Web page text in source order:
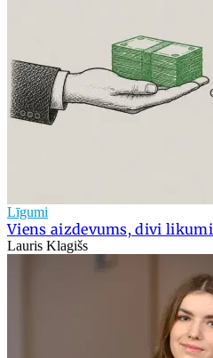
Līgumi
Viens aizdevums, divi likumi
Lauris Klagišs